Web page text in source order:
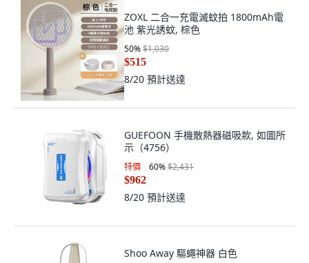
ZOXL 二合一充電滅蚊拍 1800mAh電
池 紫光誘蚊, 棕色
50%$1,030
$515
8/20 預計送達
GUEFOON 手機散熱器磁吸款, 如圖所
示（4756）
特價 60%$2,431
$962
8/20 預計送達
Shoo Away 驅蠅神器 白色